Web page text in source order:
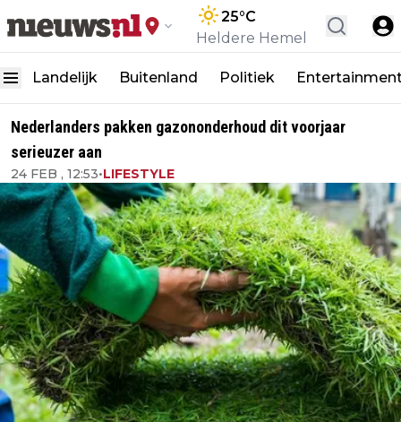
25°C
Heldere Hemel
Landelijk Buitenland Politiek
Nederlanders pakken gazononderhoud dit voorjaar
serieuzer aan
24 FEB , 12:53•LIFESTYLE